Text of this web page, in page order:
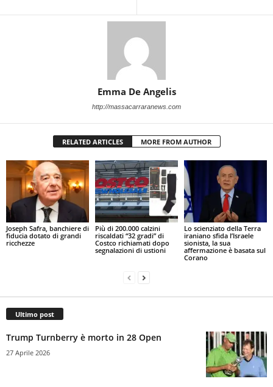
Emma De Angelis
http://massacarraranews.com
RELATED ARTICLES MORE FROM AUTHOR
Joseph Safra, banchiere di
fiducia dotato di grandi
ricchezze
Più di 200.000 calzini
riscaldati “32 gradi” di
Costco richiamati dopo
segnalazioni di ustioni
Lo scienziato della Terra
iraniano sfida l’Israele
sionista, la sua
affermazione è basata sul
Corano
Ultimo post
Trump Turnberry è morto in 28 Open
27 Aprile 2026